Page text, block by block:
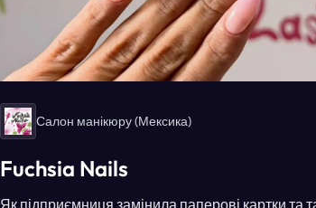
Салон манікюру(Мексика)
Fuchsia Nails
Як підприємниця замінила паперові картки та